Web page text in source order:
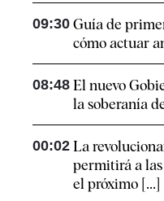
09:30 Guía de
cómo actuar
08:48 El nuevo
la soberanía
00:02 La
permitirá a las
el próximo [...]